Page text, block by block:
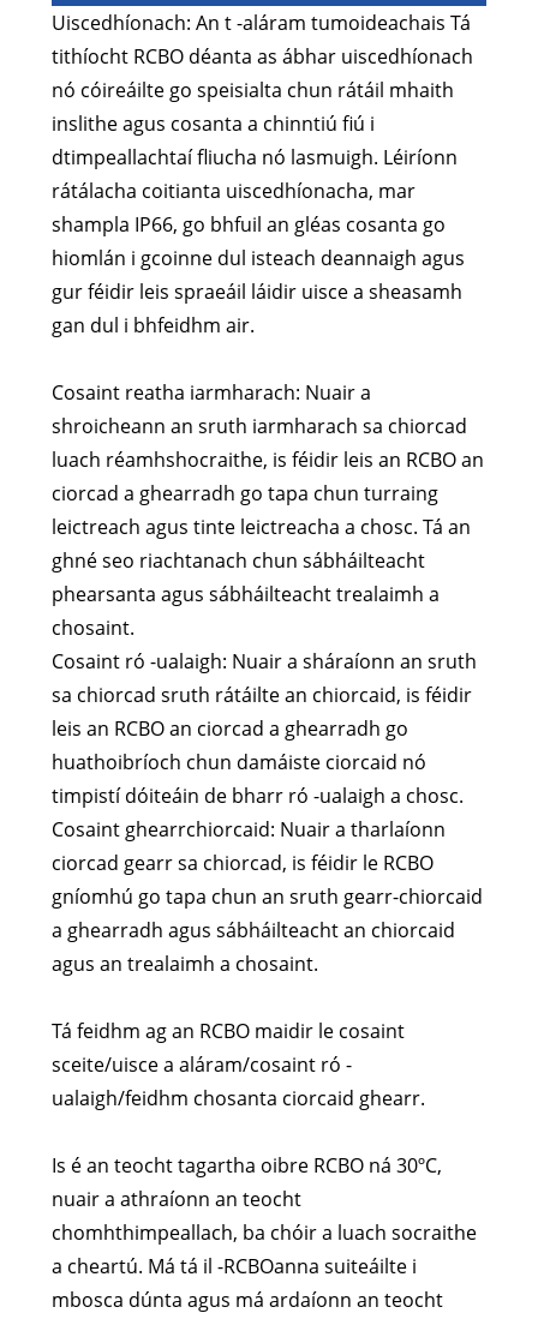
Uiscedhíonach: An t -aláram tumoideachais Tá
tithíocht RCBO déanta as ábhar uiscedhíonach
nó cóireáilte go speisialta chun rátáil mhaith
inslithe agus cosanta a chinntiú fiú i
dtimpeallachtaí fliucha nó lasmuigh. Léiríonn
rátálacha coitianta uiscedhíonacha, mar
shampla IP66, go bhfuil an gléas cosanta go
hiomlán i gcoinne dul isteach deannaigh agus
gur féidir leis spraeáil láidir uisce a sheasamh
gan dul i bhfeidhm air.
Cosaint reatha iarmharach: Nuair a
shroicheann an sruth iarmharach sa chiorcad
luach réamhshocraithe, is féidir leis an RCBO an
ciorcad a ghearradh go tapa chun turraing
leictreach agus tinte leictreacha a chosc. Tá an
ghné seo riachtanach chun sábháilteacht
phearsanta agus sábháilteacht trealaimh a
chosaint.
Cosaint ró -ualaigh: Nuair a sháraíonn an sruth
sa chiorcad sruth rátáilte an chiorcaid, is féidir
leis an RCBO an ciorcad a ghearradh go
huathoibríoch chun damáiste ciorcaid nó
timpistí dóiteáin de bharr ró -ualaigh a chosc.
Cosaint ghearrchiorcaid: Nuair a tharlaíonn
ciorcad gearr sa chiorcad, is féidir le RCBO
gníomhú go tapa chun an sruth gearr-chiorcaid
a ghearradh agus sábháilteacht an chiorcaid
agus an trealaimh a chosaint.
Tá feidhm ag an RCBO maidir le cosaint
sceite/uisce a aláram/cosaint ró -
ualaigh/feidhm chosanta ciorcaid ghearr.
Is é an teocht tagartha oibre RCBO ná 30ºC,
nuair a athraíonn an teocht
chomhthimpeallach, ba chóir a luach socraithe
a cheartú. Má tá il -RCBOanna suiteáilte i
mbosca dúnta agus má ardaíonn an teocht